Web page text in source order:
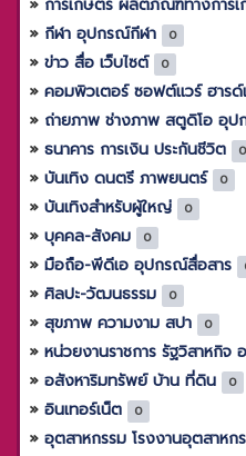
การเกษตร ผลิตภัณฑ์ทางการ
กีฬา อุปกรณ์กีฬา 0
ข่าว สื่อ เว็บไซต์ 0
คอมพิวเตอร์ ซอฟต์แวร์ ฮารด์
ถ่ายภาพ ช่างภาพ สตูดิโอ อุ
ธนาคาร การเงิน ประกันชีวิต 0
บันเทิง ดนตรี ภาพยนตร์ 0
บันเทิงสำหรับผู้ใหญ่ 0
บุคคล-สังคม 0
มือถือ-พีดีเอ อุปกรณ์สื่อสาร
ศิลปะ-วัฒนธรรม 0
สุขภาพ ความงาม สปา 0
หน่วยงานราชการ รัฐวิสาหกิจ
อสังหาริมทรัพย์ บ้าน ที่ดิน 0
อินเทอร์เน็ต 0
อุตสาหกรรม โรงงานอุตสาหก